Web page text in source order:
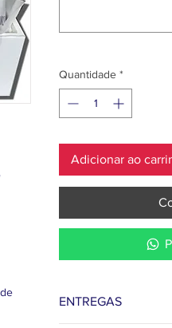
Quantidade *
Adicionar ao
ENTREGAS